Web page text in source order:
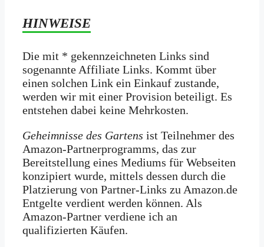
HINWEISE
Die mit * gekennzeichneten Links sind
sogenannte Affiliate Links. Kommt über
einen solchen Link ein Einkauf zustande,
werden wir mit­ einer Provision beteiligt. Es
entstehen dabei keine Mehrkosten.
Geheimnisse des Gartens ist Teilnehmer des
Amazon-Partnerprogramms, das zur
Bereitstellung eines Mediums für Webseiten
konzipiert wurde, mittels dessen durch die
Platzierung von Partner-Links zu Amazon.de
Entgelte verdient werden können. Als
Amazon-Partner verdiene ich an
qualifizierten Käufen.